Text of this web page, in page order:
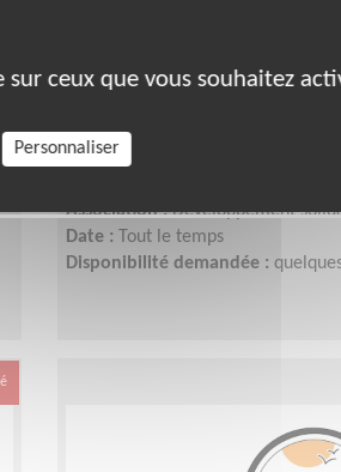
Co-Président·e –
d’accompagnement
Lieu :Partout en France
Responsable associatif,
Association :Développement
Date :
Tout le temps
Disponibilité demandée :
ceux que vous souhaitez
Personnaliser